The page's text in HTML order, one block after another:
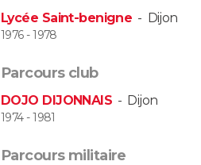
Lycée Saint-benigne - Dijon
1976 - 1978
Parcours club
DOJO DIJONNAIS - Dijon
1974 - 1981
Parcours militaire